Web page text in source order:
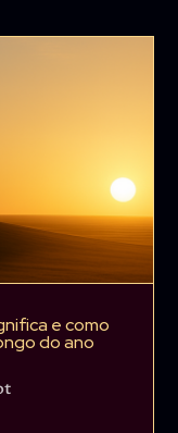
e como
do ano